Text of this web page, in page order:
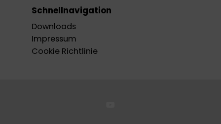
Schnellnavigation
Downloads
Impressum
Cookie Richtlinie